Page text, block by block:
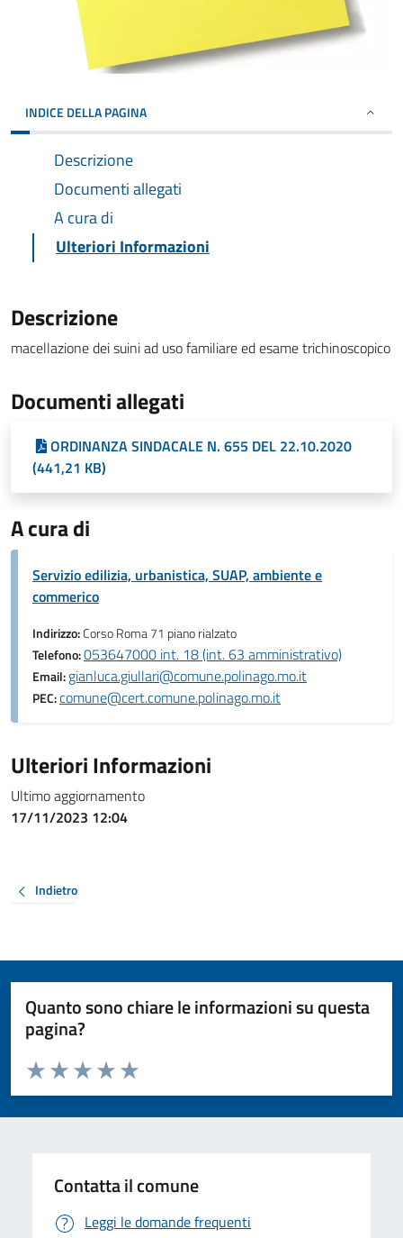
INDICE DELLA PAGINA
Descrizione
Documenti allegati
A cura di
Ulteriori Informazioni
Descrizione
macellazione dei suini ad uso familiare ed esame trichinoscopico
Documenti allegati
ORDINANZA SINDACALE N. 655 DEL 22.10.2020
(441,21 KB)
A cura di
Servizio edilizia, urbanistica, SUAP, ambiente e
commerico
Indirizzo:Corso Roma 71 piano rialzato
Telefono:053647000 int. 18 (int. 63 amministrativo)
Email:gianluca.giullari@comune.polinago.mo.it
PEC:comune@cert.comune.polinago.mo.it
Ulteriori Informazioni
Ultimo aggiornamento
17/11/2023 12:04
Indietro
Quanto sono chiare le informazioni su questa
pagina?
Valuta da 1 a 5 stelle la pagina
Valuta 5 stelle su 5
Valuta 4 stelle su 5
Valuta 3 stelle su 5
Valuta 2 stelle su 5
Valuta 1 stelle su 5
Contatta il comune
Leggi le domande frequenti